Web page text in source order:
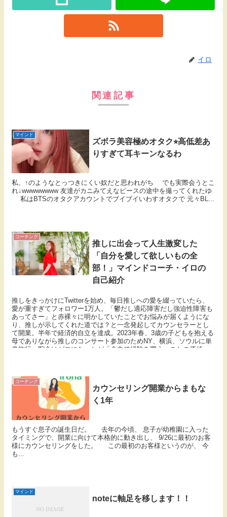
イロ
関連記事
マインド
ズボラ美容極めオタク⭐︎高低差あ
りすぎて耳キーンなるわ
私、↑のようなとっつきにくい奴だと思われがち でも実際会うとこ
れ↓wwwwwwww 友達がカニみてえなピースの途中を撮ってくれたゆ
私はBTSのオタクアカウントでブイブイいわすオタクで 元々BL...
コーチング
推しに出会って人生激変した
「自分を愛して欲しいもの全
部！」マインドコーチ・イロの
自己紹介
推しをきっかけにTwitterを始め、毎日推しへの愛を綴っていたら、
愛が重すぎてフォロワー1万人。「鬱だし適応障害だし強迫性障害も
あってさー」と赤裸々に明かしていたことでお悩みが届くようにな
り、推しが示してくれた道では？と一念発起してカウンセラーとし
て開業。半年で経済的自立を達成。2023年春、3歳の子どもを抱える
母でありながら推しのコンサート参加のためNY、横浜、ソウルに単
身旅行。貯金はゼロになったが「全力で経験を買う」ことの価値
コーチング
カウンセリング開業からまもな
く1年
もうすぐ息子の誕生日だ。 去年の今頃、 息子が幼稚園に入った
タイミングで、開業に向けて本格的に動き出し、 9/26に最初のお客
様にカウンセリングをした。 この最初のお客様というのが、 今
も...
マインド
noteに軸足を移します！！